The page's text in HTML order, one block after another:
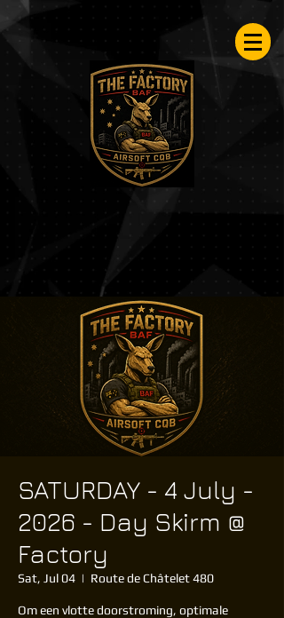
SATURDAY - 4 July -
2026 - Day Skirm @
Factory
Sat, Jul 04
  |
Route de Châtelet 480
Om een vlotte doorstroming, optimale